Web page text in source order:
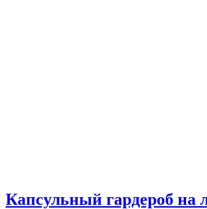
Капсульный гардероб на